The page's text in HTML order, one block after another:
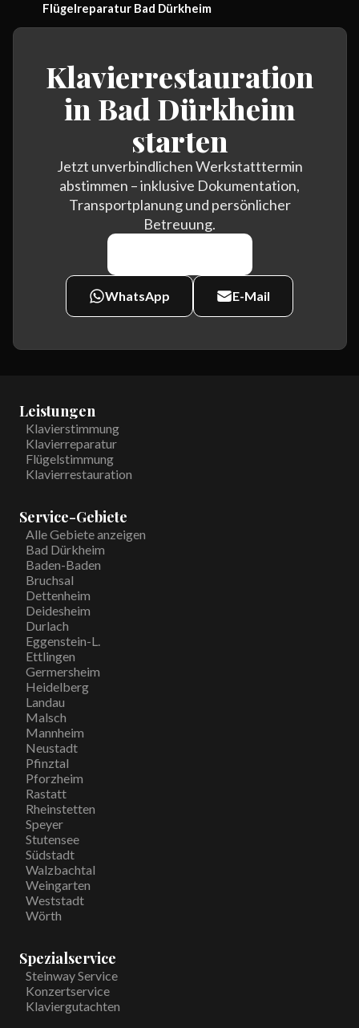
Flügelreparatur Bad Dürkheim
Klavierrestauration
in Bad Dürkheim
starten
Jetzt unverbindlichen Werkstatttermin
abstimmen – inklusive Dokumentation,
Transportplanung und persönlicher
Betreuung.
WhatsApp E-Mail
Leistungen
Klavierstimmung
Klavierreparatur
Flügelstimmung
Klavierrestauration
Service-Gebiete
Alle Gebiete anzeigen
Bad Dürkheim
Baden-Baden
Bruchsal
Dettenheim
Deidesheim
Durlach
Eggenstein-L.
Ettlingen
Germersheim
Heidelberg
Landau
Malsch
Mannheim
Neustadt
Pfinztal
Pforzheim
Rastatt
Rheinstetten
Speyer
Stutensee
Südstadt
Walzbachtal
Weingarten
Weststadt
Wörth
Spezialservice
Steinway Service
Konzertservice
Klaviergutachten